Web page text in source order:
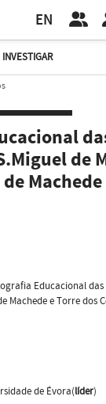
EN
INVESTIGAR
de
Educacional das
Machede e Torre dos
de Évora(líder)